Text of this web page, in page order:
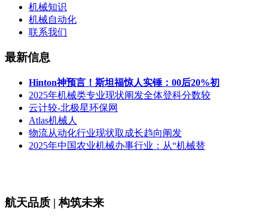
机械知识
机械自动化
联系我们
最新信息
Hinton神预言！斯坦福惊人实锤：00后20%初
2025年机械类专业现状阐发全体登科分数较
云计较-北极星环保网
Atlas机械人
物流从动化行业现状取成长趋向阐发
2025年中国农业机械办事行业：从“机械替
航天品质 | 构筑未来